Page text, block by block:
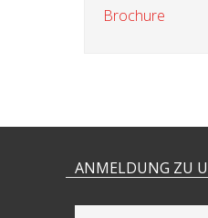
Brochure
ANMELDUNG ZU